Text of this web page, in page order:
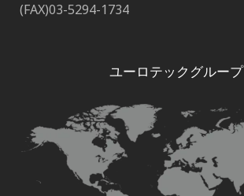
(FAX)03-5294-1734
ユーロテックグループ